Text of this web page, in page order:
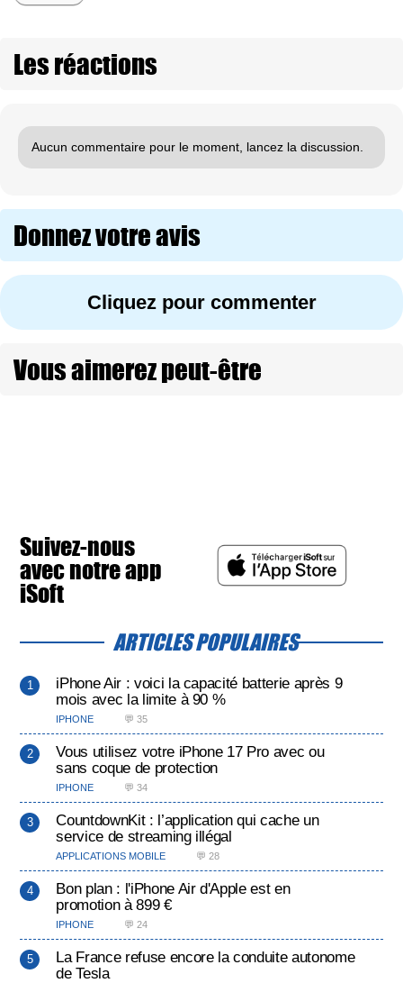
Les réactions
Aucun commentaire pour le moment, lancez la discussion.
Donnez votre avis
Cliquez pour commenter
Vous aimerez peut-être
Suivez-nous
avec notre app
iSoft
ARTICLES POPULAIRES
iPhone Air : voici la capacité batterie après 9
mois avec la limite à 90 %
IPHONE 💬 35
Vous utilisez votre iPhone 17 Pro avec ou
sans coque de protection
IPHONE 💬 34
CountdownKit : l’application qui cache un
service de streaming illégal
APPLICATIONS MOBILE 💬 28
Bon plan : l'iPhone Air d'Apple est en
promotion à 899 €
IPHONE 💬 24
La France refuse encore la conduite autonome
de Tesla